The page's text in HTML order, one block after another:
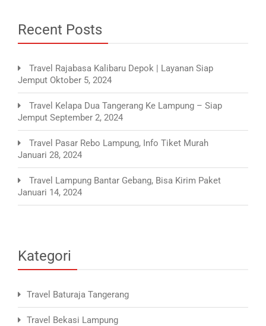
Recent Posts
Travel Rajabasa Kalibaru Depok | Layanan Siap
Jemput Oktober 5, 2024
Travel Kelapa Dua Tangerang Ke Lampung – Siap
Jemput September 2, 2024
Travel Pasar Rebo Lampung, Info Tiket Murah
Januari 28, 2024
Travel Lampung Bantar Gebang, Bisa Kirim Paket
Januari 14, 2024
Kategori
Travel Baturaja Tangerang
Travel Bekasi Lampung